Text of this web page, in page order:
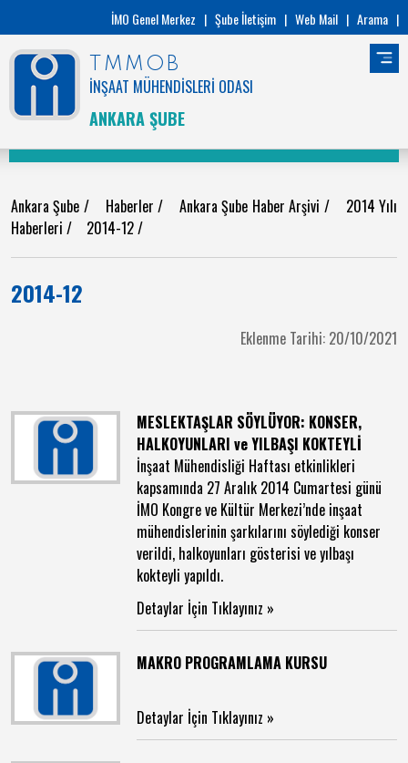
İMO Genel Merkez | Şube İletişim | Web Mail | Arama |
TMMOB
İNŞAAT MÜHENDİSLERİ ODASI
ANKARA ŞUBE
Ankara Şube / Haberler/ Ankara Şube Haber Arşivi / 2014 Yılı
Haberleri / 2014-12/
2014-12
Eklenme Tarihi: 20/10/2021
MESLEKTAŞLAR SÖYLÜYOR: KONSER,
HALKOYUNLARI ve YILBAŞI KOKTEYLİ
İnşaat Mühendisliği Haftası etkinlikleri
kapsamında 27 Aralık 2014 Cumartesi günü
İMO Kongre ve Kültür Merkezi’nde inşaat
mühendislerinin şarkılarını söylediği konser
verildi, halkoyunları gösterisi ve yılbaşı
kokteyli yapıldı.
Detaylar İçin Tıklayınız »
MAKRO PROGRAMLAMA KURSU
Detaylar İçin Tıklayınız »